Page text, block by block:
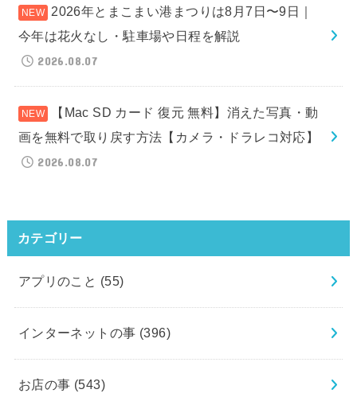
2026年とまこまい港まつりは8月7日〜9日｜
今年は花火なし・駐車場や日程を解説
2026.08.07
【Mac SD カード 復元 無料】消えた写真・動
画を無料で取り戻す方法【カメラ・ドラレコ対応】
2026.08.07
カテゴリー
アプリのこと (55)
インターネットの事 (396)
お店の事 (543)